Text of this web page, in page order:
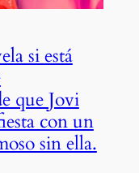
si está
que Jovi
con un
sin ella.